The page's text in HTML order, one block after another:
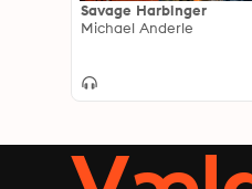
Savage Harbinger
Michael Anderle